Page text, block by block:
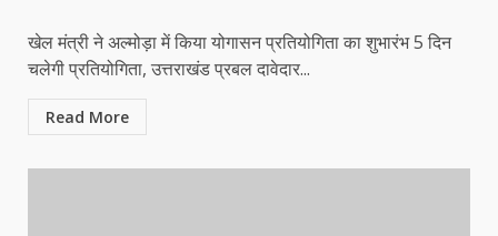
खेल मंत्री ने अल्मोड़ा में किया योगासन प्रतियोगिता का शुभारंभ 5 दिन
चलेगी प्रतियोगिता, उत्तराखंड प्रबल दावेदार...
Read More